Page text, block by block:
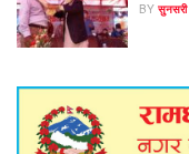
BY